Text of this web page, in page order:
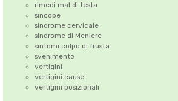
rimedi mal di testa
sincope
sindrome cervicale
sindrome di Meniere
sintomi colpo di frusta
svenimento
vertigini
vertigini cause
vertigini posizionali